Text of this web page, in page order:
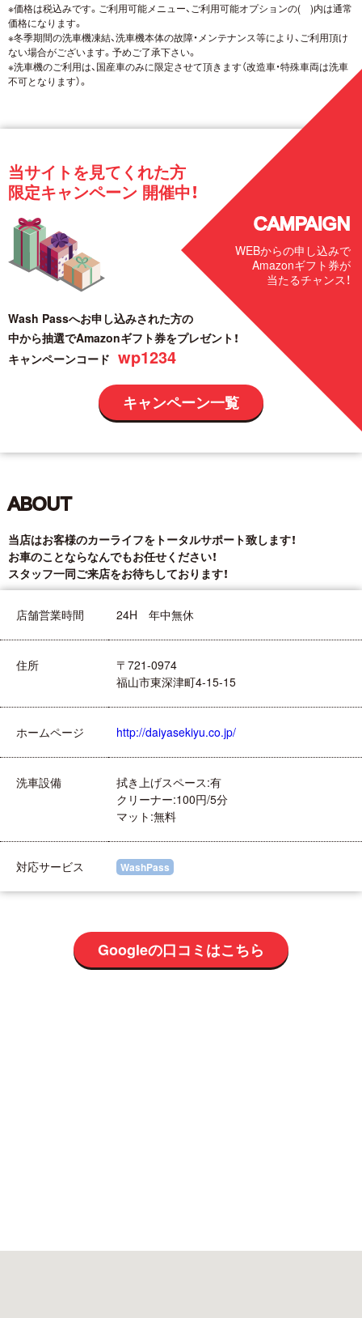
※価格は税込みです。ご利用可能メニュー、ご利用可能オプションの( )内は通常
価格になります。
※冬季期間の洗車機凍結、洗車機本体の故障・メンテナンス等により、ご利用頂け
ない場合がございます。予めご了承下さい。
※洗車機のご利用は、国産車のみに限定させて頂きます（改造車・特殊車両は洗車
不可となります）。
CAMPAIGN
WEBからの申し込みで
Amazonギフト券が
当たるチャンス！
当サイトを見てくれた方
限定キャンペーン 開催中！
Wash Passへお申し込みされた方の
中から抽選でAmazonギフト券をプレゼント！
キャンペーンコード wp1234
キャンペーン一覧
ABOUT
当店はお客様のカーライフをトータルサポート致します！
お車のことならなんでもお任せください！
スタッフ一同ご来店をお待ちしております！
店舗営業時間 24H 年中無休
住所
〒721-0974
福山市東深津町4-15-15
ホームページ http://daiyasekiyu.co.jp/
洗車設備
拭き上げスペース:有
クリーナー:100円/5分
マット:無料
対応サービス WashPass
Googleの口コミはこちら